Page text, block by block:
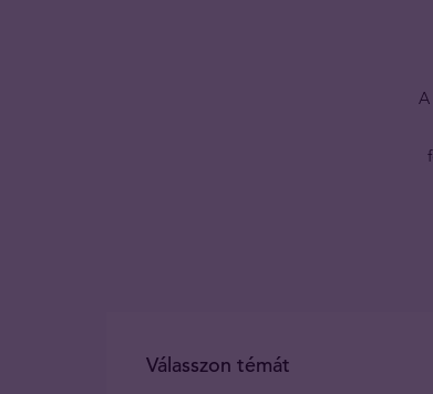
Válasszon témát